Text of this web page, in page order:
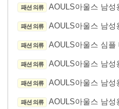
패션 의류 AOULS아울스 남
패션 의류 AOULS아울스 남
패션 의류 AOULS아울스 심
패션 의류 AOULS아울스 남
패션 의류 AOULS아울스 남성
패션 의류 AOULS아울스 남